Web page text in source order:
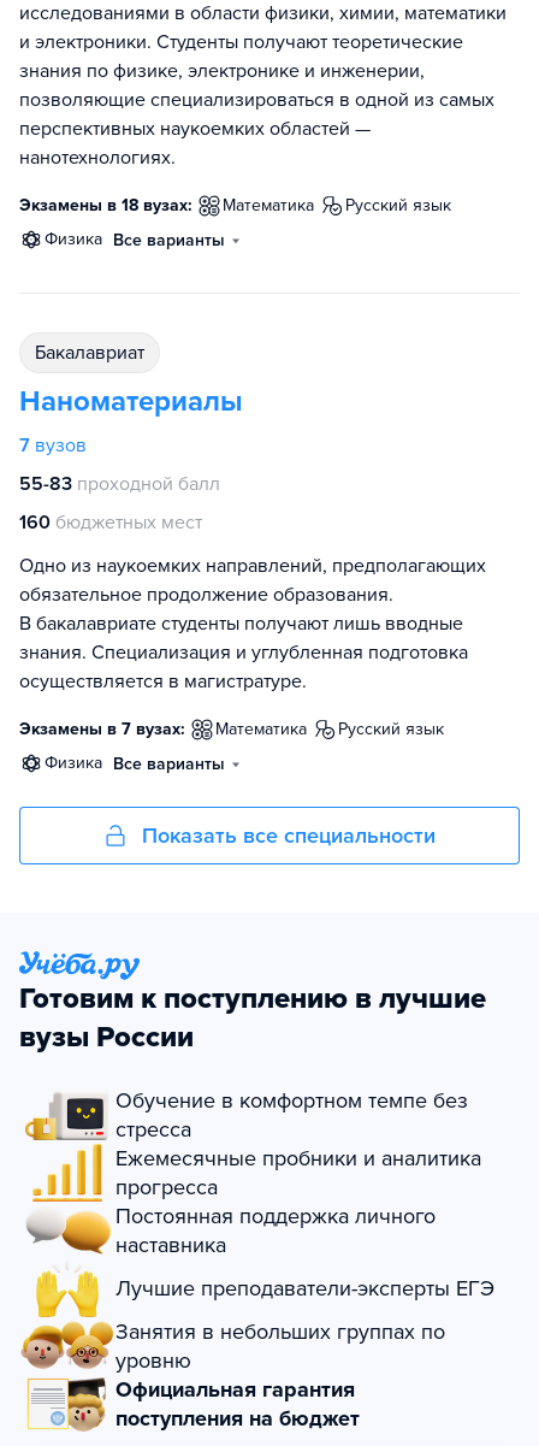
исследованиями в области физики, химии, математики
и электроники. Студенты получают теоретические
знания по физике, электронике и инженерии,
позволяющие специализироваться в одной из самых
перспективных наукоемких областей —
нанотехнологиях.
Экзамены в 18 вузах: математика
русский язык
физика Все варианты
бакалавриат
Наноматериалы
7 вузов
55-83 проходной балл
160 бюджетных мест
Одно из наукоемких направлений, предполагающих
обязательное продолжение образования.
В бакалавриате студенты получают лишь вводные
знания. Специализация и углубленная подготовка
осуществляется в магистратуре.
Экзамены в 7 вузах: математика
русский язык
физика Все варианты
Показать все специальности
Готовим к поступлению в лучшие
вузы России
Обучение в комфортном темпе без
стресса
Ежемесячные пробники и аналитика
прогресса
Постоянная поддержка личного
наставника
Лучшие преподаватели-эксперты ЕГЭ
Занятия в небольших группах по
уровню
Официальная гарантия
поступления на бюджет